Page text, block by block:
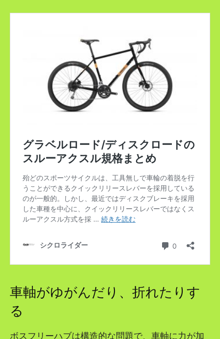
車軸がゆがんだり、折れたりす
る
ボスフリーハブは構造的な問題で、車軸に力が加